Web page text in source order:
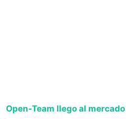
Open-Team llego al mercado